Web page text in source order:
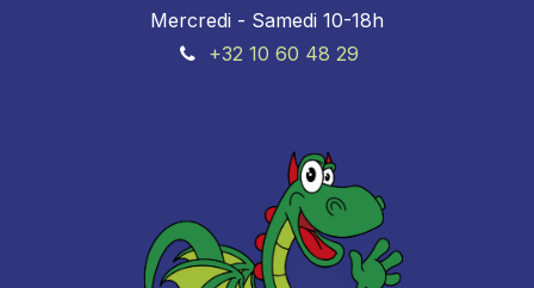
Mercredi - Samedi 10-18h
+32 10 60 48 29